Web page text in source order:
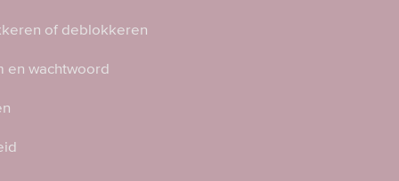
of deblokkeren
en wachtwoord